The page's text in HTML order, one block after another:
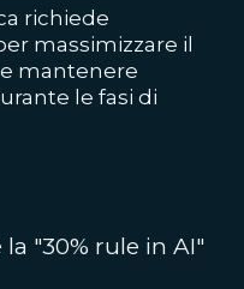
richiede
massimizzare il
mantenere
le fasi di
"30% rule in AI"